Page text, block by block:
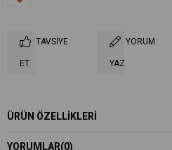
TAVSIYE
ET
YORUM
YAZ
ÜRÜN ÖZELLIKLERI
YORUMLAR(0)